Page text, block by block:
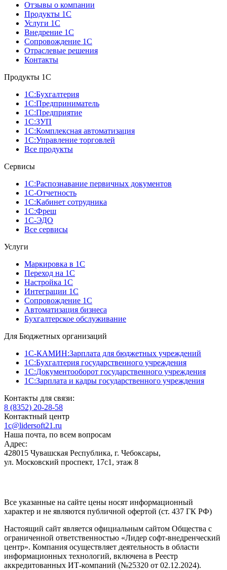
Отзывы о компании
Продукты 1С
Услуги 1С
Внедрение 1С
Сопровождение 1С
Отраслевые решения
Контакты
Продукты 1C
1С:Бухгалтерия
1С:Предприниматель
1С:Предприятие
1С:ЗУП
1С:Комплексная автоматизация
1С:Управление торговлей
Все продукты
Сервисы
1С:Распознавание первичных документов
1С-Отчетность
1С:Кабинет сотрудника
1С:Фреш
1С-ЭДО
Все сервисы
Услуги
Маркировка в 1С
Переход на 1С
Настройка 1С
Интеграции 1С
Сопровождение 1С
Автоматизация бизнеса
Бухгалтерское обслуживание
Для Бюджетных организаций
1С-КАМИН:Зарплата для бюджетных учреждений
1С:Бухгалтерия государственного учреждения
1С:Документооборот государственного учреждения
1С:Зарплата и кадры государственного учреждения
Контакты для связи:
8 (8352) 20-28-58
Контактный центр
1c@lidersoft21.ru
Наша почта, по всем вопросам
Адрес:
428015 Чувашская Республика, г. Чебоксары,
ул. Московский проспект, 17с1, этаж 8
Все указанные на сайте цены носят информационный
характер и не являются публичной офертой (ст. 437 ГК РФ)
Настоящий сайт является официальным сайтом Общества с
ограниченной ответственностью «Лидер софт-внедренческий
центр». Компания осуществляет деятельность в области
информационных технологий, включена в Реестр
аккредитованных ИТ-компаний (№25320 от 02.12.2024).